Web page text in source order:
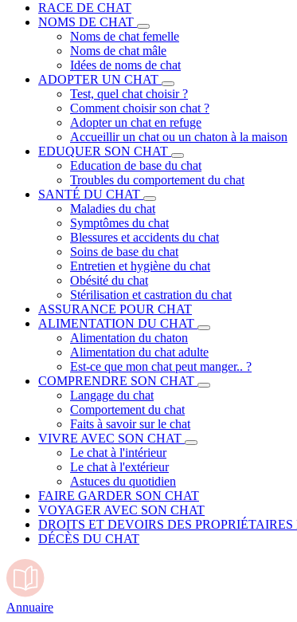
RACE DE CHAT
NOMS DE CHAT
Noms de chat femelle
Noms de chat mâle
Idées de noms de chat
ADOPTER UN CHAT
Test, quel chat choisir ?
Comment choisir son chat ?
Adopter un chat en refuge
Accueillir un chat ou un chaton à la maison
EDUQUER SON CHAT
Education de base du chat
Troubles du comportement du chat
SANTÉ DU CHAT
Maladies du chat
Symptômes du chat
Blessures et accidents du chat
Soins de base du chat
Entretien et hygiène du chat
Obésité du chat
Stérilisation et castration du chat
ASSURANCE POUR CHAT
ALIMENTATION DU CHAT
Alimentation du chaton
Alimentation du chat adulte
Est-ce que mon chat peut manger.. ?
COMPRENDRE SON CHAT
Langage du chat
Comportement du chat
Faits à savoir sur le chat
VIVRE AVEC SON CHAT
Le chat à l'intérieur
Le chat à l'extérieur
Astuces du quotidien
FAIRE GARDER SON CHAT
VOYAGER AVEC SON CHAT
DROITS ET DEVOIRS DES
DÉCÈS DU CHAT
Annuaire